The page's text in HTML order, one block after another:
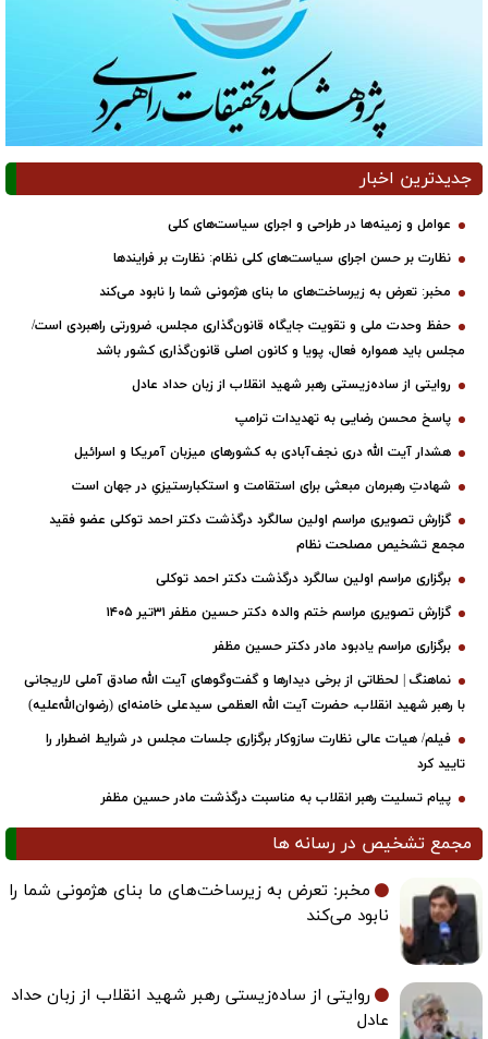
جدیدترین اخبار
عوامل و زمینه‌ها در طراحی و اجرای سیاست‌های کلی
نظارت بر حسن اجرای سیاست‌های کلی نظام: نظارت بر فرایندها
مخبر: تعرض به زیرساخت‌های ما بنای هژمونی شما را نابود می‌کند
حفظ وحدت ملی و تقویت جایگاه قانون‌گذاری مجلس، ضرورتی راهبردی است/
مجلس باید همواره فعال، پویا و کانون اصلی قانون‌گذاری کشور باشد
روایتی از ساده‌زیستی رهبر شهید انقلاب از زبان حداد عادل
پاسخ محسن رضایی به تهدیدات ترامپ
هشدار آیت الله دری نجف‌آبادی به کشورهای میزبان آمریکا و اسرائیل
شهادتِ رهبرمان مبعثی برای استقامت و استکبارستیزیِ در جهان است
گزارش تصویری مراسم اولین سالگرد درگذشت دکتر احمد توکلی عضو فقید
مجمع تشخیص مصلحت نظام
برگزاری مراسم اولین سالگرد درگذشت دکتر احمد توکلی
گزارش تصویری مراسم ختم والده دکتر حسین مظفر ۳۱تیر ۱۴۰۵
برگزاری مراسم یادبود مادر دکتر حسین مظفر
نماهنگ | لحظاتی از برخی دیدارها و گفت‌وگوهای آیت ‌الله صادق آملی لاریجانی
با رهبر شهید انقلاب، حضرت آیت‌ الله العظمی سیدعلی خامنه‌ای (رضوان‌الله‌علیه)
فیلم/ هیات عالی نظارت سازوکار برگزاری جلسات مجلس در شرایط اضطرار را
تایید کرد
پیام تسلیت رهبر انقلاب به مناسبت درگذشت مادر حسین مظفر
مجمع تشخیص در رسانه ها
مخبر: تعرض به زیرساخت‌های ما بنای هژمونی شما را
نابود می‌کند
روایتی از ساده‌زیستی رهبر شهید انقلاب از زبان حداد
عادل